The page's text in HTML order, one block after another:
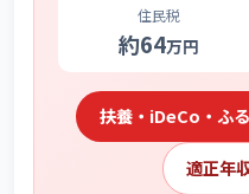
住民税
約64万円
扶養・iDeCo・ふ
適正年